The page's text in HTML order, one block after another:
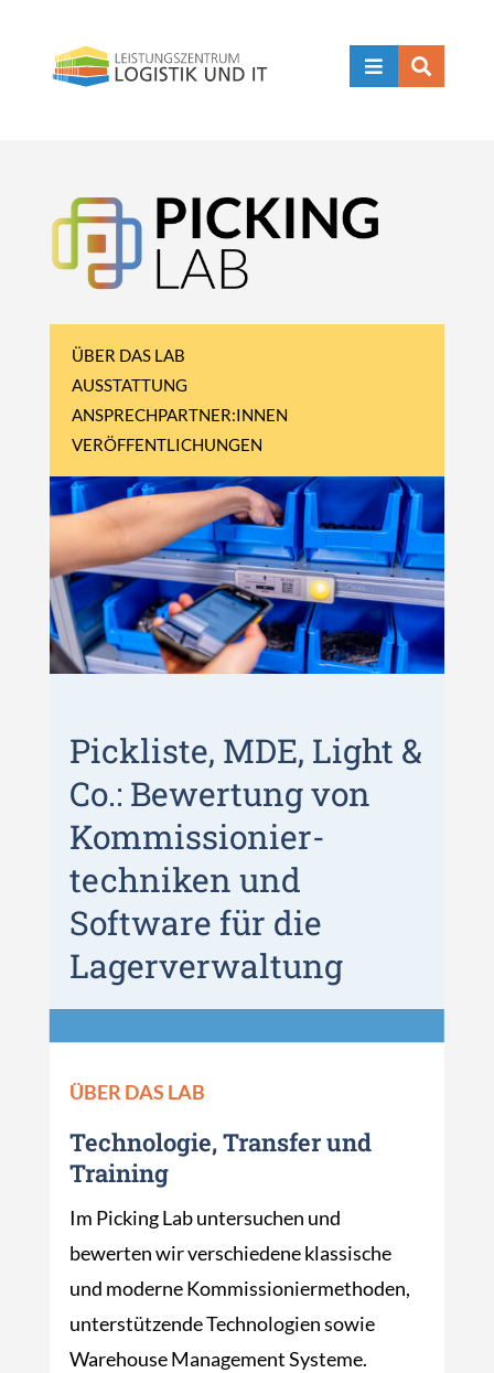
 
ÜBER DAS LAB
AUSSTATTUNG
ANSPRECHPARTNER:INNEN
VERÖFFENTLICHUNGEN
Pickliste, MDE, Light &
Co.: Bewertung von
Kommissionier­
techniken und
Software für die
Lagerverwaltung
ÜBER DAS LAB
Technologie, Transfer und
Training
Im Picking Lab untersuchen und
bewerten wir verschiedene klassische
und moderne Kommissioniermethoden,
unterstützende Technologien sowie
Warehouse Management Systeme.